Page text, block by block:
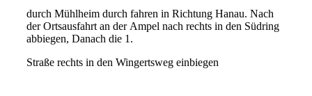
durch Mühlheim durch fahren in Richtung Hanau. Nach
der Ortsausfahrt an der Ampel nach rechts in den Südring
abbiegen, Danach die 1.
Straße rechts in den Wingertsweg einbiegen